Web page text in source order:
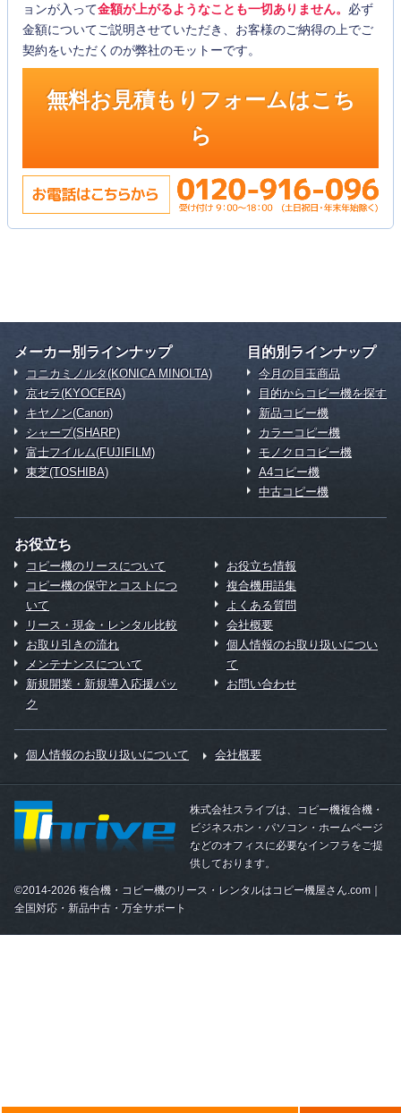
ョンが入って金額が上がるようなことも一切ありません。 必ず
金額についてご説明させていただき、お客様のご納得の上でご
契約をいただくのが弊社のモットーです。
無料お見積もりフォームはこち
ら
メーカー別ラインナップ
コニカミノルタ(KONICA MINOLTA)
京セラ(KYOCERA)
キヤノン(Canon)
シャープ(SHARP)
富士フイルム(FUJIFILM)
東芝(TOSHIBA)
目的別ラインナップ
今月の目玉商品
目的からコピー機を探す
新品コピー機
カラーコピー機
モノクロコピー機
A4コピー機
中古コピー機
お役立ち
コピー機のリースについて
コピー機の保守とコストにつ
いて
リース・現金・レンタル比較
お取り引きの流れ
メンテナンスについて
新規開業・新規導入応援パッ
ク
お役立ち情報
複合機用語集
よくある質問
会社概要
個人情報のお取り扱いについ
て
お問い合わせ
個人情報のお取り扱いについて 会社概要
株式会社スライブは、コピー機複合機・
ビジネスホン・パソコン・ホームページ
などのオフィスに必要なインフラをご提
供しております。
©2014-2026 複合機・コピー機のリース・レンタルはコピー機屋さん.com｜
全国対応・新品中古・万全サポート